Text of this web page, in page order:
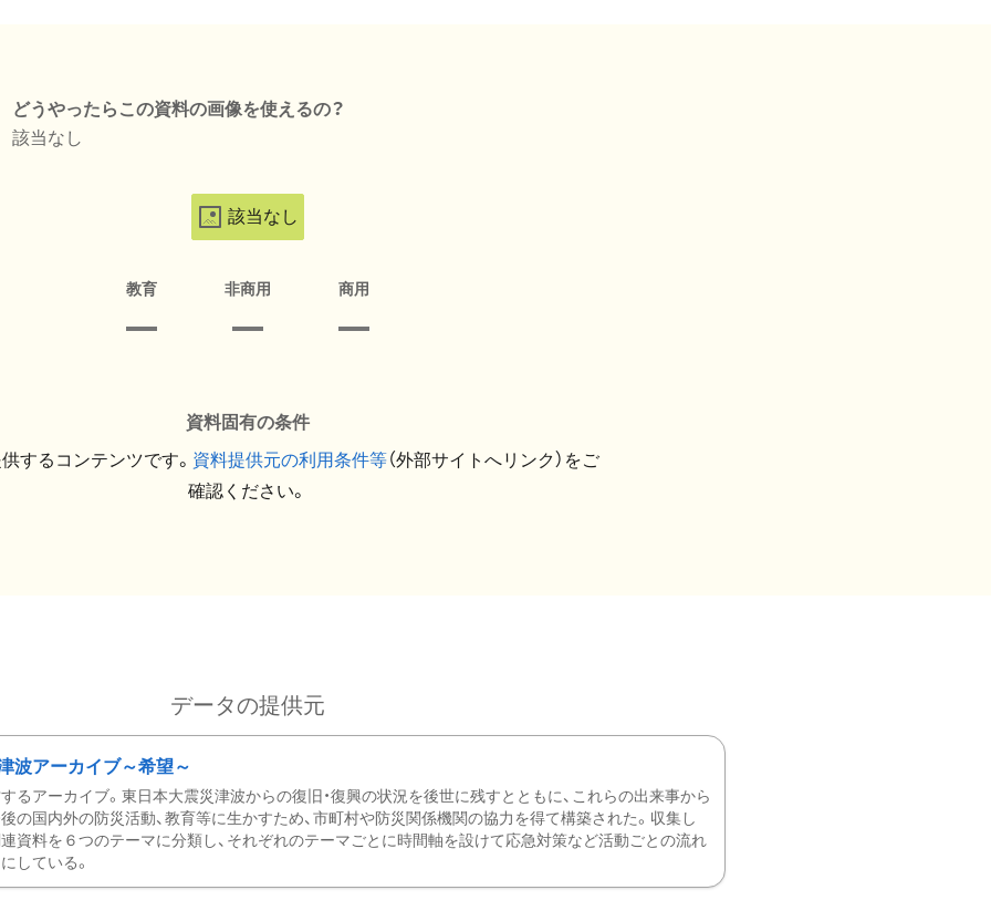
どうやったらこの資料の画像を使えるの？
該当なし
該当なし
教育 非商用 商用
資料固有の条件
するコンテンツです。 資料提供元の利用条件等（外部サイトへリンク）をご
確認ください。
データの提供元
波アーカイブ～希望～
るアーカイブ。東日本大震災津波からの復旧・復興の状況を後世に残すとともに、これらの出来事から
の国内外の防災活動、教育等に生かすため、市町村や防災関係機関の協力を得て構築された。収集し
資料を６つのテーマに分類し、それぞれのテーマごとに時間軸を設けて応急対策など活動ごとの流れ
している。